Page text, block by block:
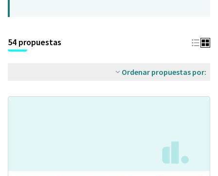
54 propuestas
Ordenar propuestas por: